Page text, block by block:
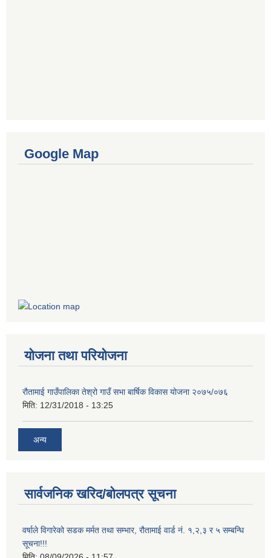
Google Map
योजना तथा परियोजना
रौतामाई गाउँपालिका तेश्रो गाउँ सभा बार्षिक विकास योजना २०७५/०७६
मिति: 12/31/2018 - 13:25
अन्य
सार्वजनिक खरिद/बोलपत्र सूचना
वर्षाले विगारेको सडक मर्मत तथा सम्भार, रौतामाई वार्ड नं. १,२,३ र ५ सम्बन्धि
सूचना!!!